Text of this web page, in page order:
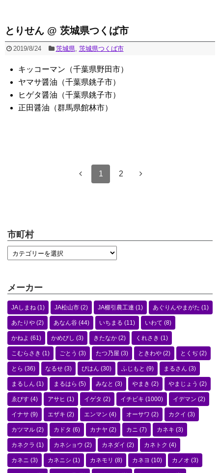
とりせん @ 茨城県つくば市
2019/8/24 茨城県, 茨城県つくば市
キッコーマン（千葉県野田市）
ヤマサ醤油（千葉県銚子市）
ヒゲタ醤油（千葉県銚子市）
正田醤油（群馬県館林市）
1 2
市町村
メーカー
JAしまね (1) JA松山市 (2) JA櫛引農工連 (1) あぐりんやまがた (1)
あたりや (2) あなん谷 (44) いちまる (11) いわて (8)
かねよ (61) かめびし (3) きたなか (2) くれさき (1)
こむらさき (1) ごとう (3) たつ乃屋 (3) ときわや (2) とくぢ (2)
とら (36) なるせ (3) びはん (30) ふじもと (9) まるさん (3)
まるしん (1) まるはら (5) みなと (3) やまき (2) やまじょう (2)
ゑびす (4) アサヒ (1) イゲタ (2) イチビキ (1000) イデマン (2)
イナサ (9) エザキ (2) エンマン (4) オーサワ (2) カクイ (3)
カツマル (2) カドタ (6) カナヤ (2) カニ (7) カネキ (3)
カネクラ (1) カネショウ (2) カネダイ (2) カネトク (4)
カネニ (3) カネニシ (1) カネモリ (8) カネヨ (10) カノオ (3)